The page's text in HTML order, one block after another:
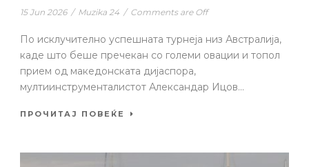
15 Jun 2026 / Muzika 24 / Comments are Off
По исклучително успешната турнеја низ Австралија,
каде што беше пречекан со големи овации и топол
прием од македонската дијаспора,
мултиинструменталистот Александар Ицов...
ПРОЧИТАЈ ПОВЕЌЕ